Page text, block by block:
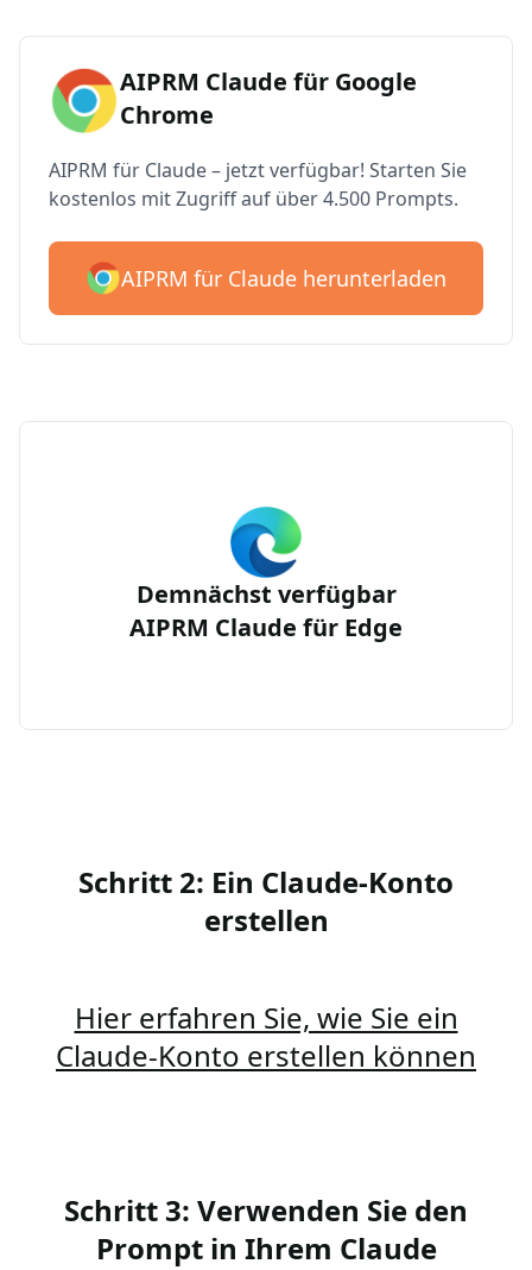
AIPRM Claude für Google
Chrome
AIPRM für Claude – jetzt verfügbar! Starten Sie
kostenlos mit Zugriff auf über 4.500 Prompts.
AIPRM für Claude herunterladen
Demnächst verfügbar
AIPRM Claude für Edge
Schritt 2: Ein Claude-Konto
erstellen
Hier erfahren Sie, wie Sie ein
Claude-Konto erstellen können
Schritt 3: Verwenden Sie den
Prompt in Ihrem Claude